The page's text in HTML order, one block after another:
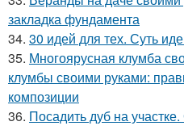
закладка фундамента
34. 30 идей для тех. Суть
35. Многоярусная клумба
клумбы своими руками:
композиции
36. Посадить дуб на